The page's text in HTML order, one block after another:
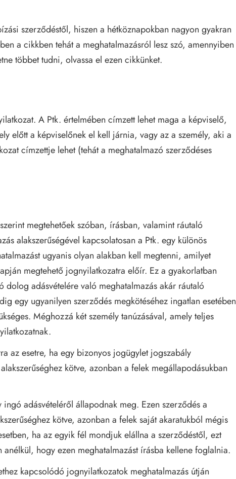
szerződéstől, hiszen a hétköznapokban nagyon gyakran
a cikkben tehát a meghatalmazásról lesz szó, amennyiben
többet tudni, olvassa el ezen cikkünket.
A Ptk. értelmében címzett lehet maga a képviselő,
előtt a képviselőnek el kell járnia, vagy az a személy, aki a
címzettje lehet (tehát a meghatalmazó szerződéses
megtehetőek szóban, írásban, valamint ráutaló
alakszerűségével kapcsolatosan a Ptk. egy különös
ugyanis olyan alakban kell megtenni, amilyet
megtehető jognyilatkozatra előír. Ez a gyakorlatban
adásvételére való meghatalmazás akár ráutaló
egy ugyanilyen szerződés megkötéséhez ingatlan esetében
Méghozzá két személy tanúzásával, amely teljes
az esetre, ha egy bizonyos jogügylet jogszabály
kötve, azonban a felek megállapodásukban
adásvételéről állapodnak meg. Ezen szerződés a
kötve, azonban a felek saját akaratukból mégis
ha az egyik fél mondjuk elállna a szerződéstől, ezt
anélkül, hogy ezen meghatalmazást írásba kellene foglalnia.
kapcsolódó jognyilatkozatok meghatalmazás útján